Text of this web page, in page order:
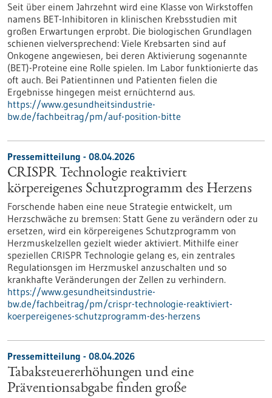
Seit über einem Jahrzehnt wird eine Klasse von Wirkstoffen
namens BET-Inhibitoren in klinischen Krebsstudien mit
großen Erwartungen erprobt. Die biologischen Grundlagen
schienen vielversprechend: Viele Krebsarten sind auf
Onkogene angewiesen, bei deren Aktivierung sogenannte
(BET)-Proteine eine Rolle spielen. Im Labor funktionierte das
oft auch. Bei Patientinnen und Patienten fielen die
Ergebnisse hingegen meist ernüchternd aus.
https://www.gesundheitsindustrie-
bw.de/fachbeitrag/pm/auf-position-bitte
Pressemitteilung - 08.04.2026
CRISPR Technologie reaktiviert
körpereigenes Schutzprogramm des Herzens
Forschende haben eine neue Strategie entwickelt, um
Herzschwäche zu bremsen: Statt Gene zu verändern oder zu
ersetzen, wird ein körpereigenes Schutzprogramm von
Herzmuskelzellen gezielt wieder aktiviert. Mithilfe einer
speziellen CRISPR Technologie gelang es, ein zentrales
Regulationsgen im Herzmuskel anzuschalten und so
krankhafte Veränderungen der Zellen zu verhindern.
https://www.gesundheitsindustrie-
bw.de/fachbeitrag/pm/crispr-technologie-reaktiviert-
koerpereigenes-schutzprogramm-des-herzens
Pressemitteilung - 08.04.2026
Tabaksteuererhöhungen und eine
Präventionsabgabe finden große